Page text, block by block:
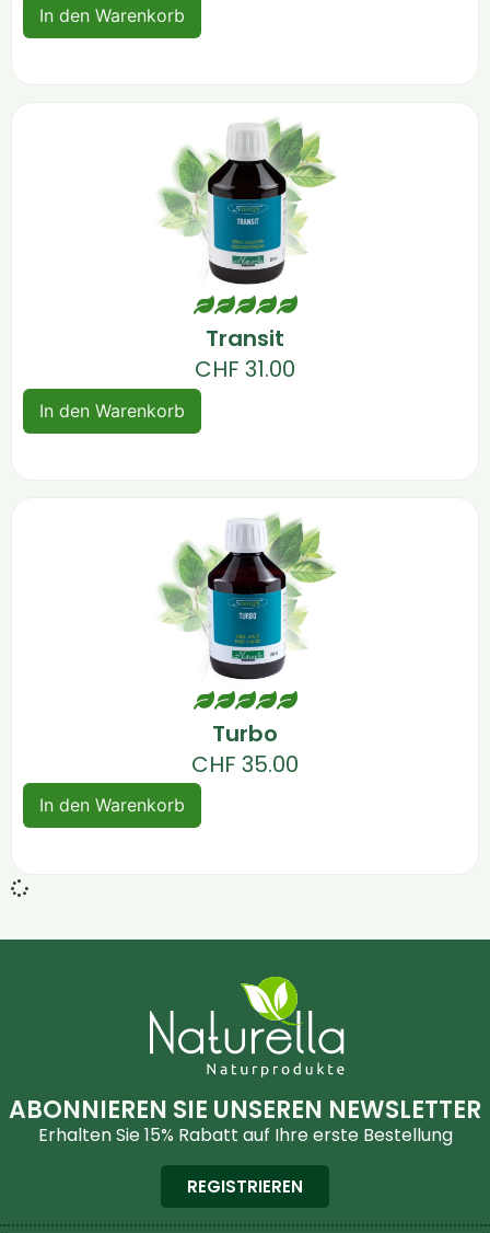
In den Warenkorb
Transit
CHF 31.00
In den Warenkorb
Turbo
CHF 35.00
In den Warenkorb
ABONNIEREN SIE UNSEREN NEWSLETTER
Erhalten Sie 15% Rabatt auf Ihre erste Bestellung
REGISTRIEREN